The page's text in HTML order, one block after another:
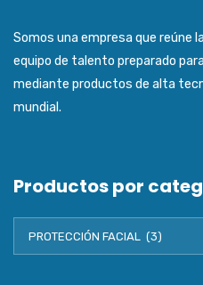
Somos una empresa que reúne
equipo de talento preparado
mediante productos de alta
mundial.
Productos por